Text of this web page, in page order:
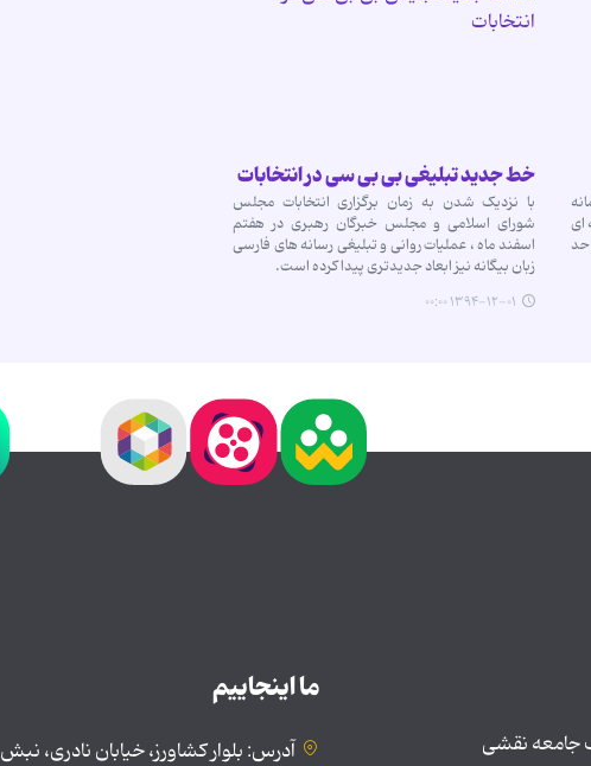
ای
حد
خط جدید تبلیغی بی بی سی در انتخابات
با نزدیک شدن به زمان برگزاری انتخابات مجلس
شورای اسلامی و مجلس خبرگان رهبری در هفتم
اسفند ماه ، عملیات روانی و تبلیغی رسانه های فارسی
زبان بیگانه نیز ابعاد جدیدتری پیدا کرده است.
۱۳۹۴-۱۲-۰۱ ۰۰:۰۰
جامعه نقشی
ما اینجاییم
آدرس: بلوار کشاورز، خیابان نادری، نبش